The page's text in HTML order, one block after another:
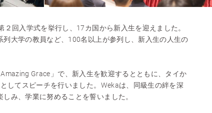
回入学式を挙行し、17カ国から新入生を迎えました。
列大学の教員など、100名以上が参列し、新入生の人生の
Grace」で、新入生を歓迎するとともに、タイか
してスピーチを行いました。Wekaは、同級生の絆を深
み、学業に努めることを誓いました。